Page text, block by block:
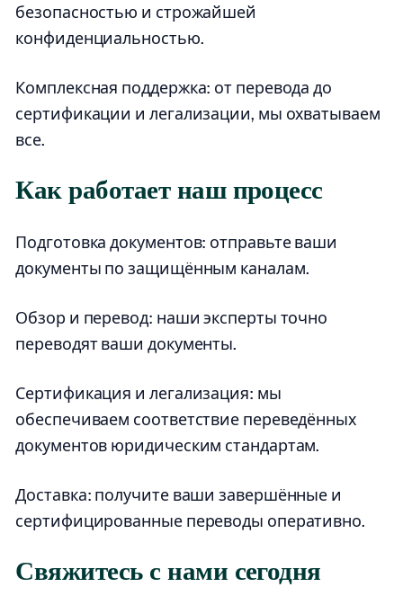
безопасностью и строжайшей
конфиденциальностью.
Комплексная поддержка: от перевода до
сертификации и легализации, мы охватываем
все.
Как работает наш процесс
Подготовка документов: отправьте ваши
документы по защищённым каналам.
Обзор и перевод: наши эксперты точно
переводят ваши документы.
Сертификация и легализация: мы
обеспечиваем соответствие переведённых
документов юридическим стандартам.
Доставка: получите ваши завершённые и
сертифицированные переводы оперативно.
Свяжитесь с нами сегодня